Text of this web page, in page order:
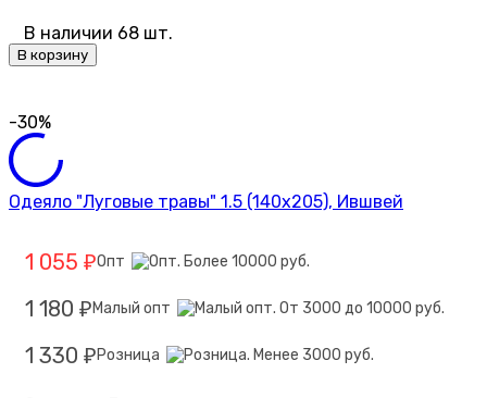
В наличии 68 шт.
В корзину
-30%
Одеяло "Луговые травы" 1.5 (140х205), Ившвей
1 055 ₽Опт
1 180 ₽ Малый опт
1 330 ₽ Розница